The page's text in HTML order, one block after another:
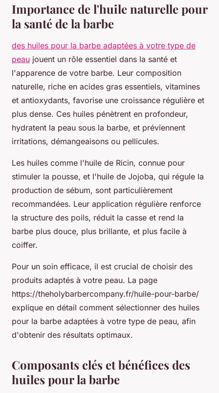
Importance de l'huile naturelle pour
la santé de la barbe
des huiles pour la barbe adaptées à votre type de
peau jouent un rôle essentiel dans la santé et
l'apparence de votre barbe. Leur composition
naturelle, riche en acides gras essentiels, vitamines
et antioxydants, favorise une croissance régulière et
plus dense. Ces huiles pénètrent en profondeur,
hydratent la peau sous la barbe, et préviennent
irritations, démangeaisons ou pellicules.
Les huiles comme l'huile de Ricin, connue pour
stimuler la pousse, et l'huile de Jojoba, qui régule la
production de sébum, sont particulièrement
recommandées. Leur application régulière renforce
la structure des poils, réduit la casse et rend la
barbe plus douce, plus brillante, et plus facile à
coiffer.
Pour un soin efficace, il est crucial de choisir des
produits adaptés à votre peau. La page
https://theholybarbercompany.fr/huile-pour-barbe/
explique en détail comment sélectionner des huiles
pour la barbe adaptées à votre type de peau, afin
d'obtenir des résultats optimaux.
Composants clés et bénéfices des
huiles pour la barbe